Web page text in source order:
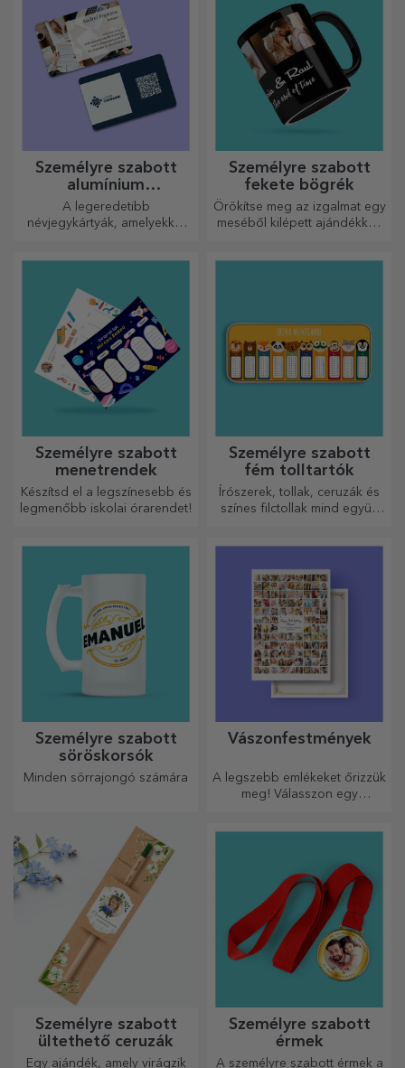
Személyre szabott
alumínium
névjegykártyák
A legeredetibb
névjegykártyák, amelyekkel
Személyre szabott
fekete bögrék
Örökítse meg az izgalmat egy
meséből kilépett ajándékkal!
Személyre szabott
menetrendek
Készítsd el a legszínesebb és
legmenőbb iskolai órarendet!
Személyre szabott
fém tolltartók
Írószerek, tollak, ceruzák és
színes filctollak mind együtt
Személyre szabott
söröskorsók
Minden sörrajongó számára
Vászonfestmények
A legszebb emlékeket őrizzük
meg! Válasszon egy
Személyre szabott
ültethető ceruzák
Egy ajándék, amely virágzik
Személyre szabott
érmek
A személyre szabott érmek a